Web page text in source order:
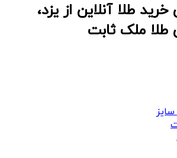
طلا آنلاین از یزد،
طلا ملک ثابت